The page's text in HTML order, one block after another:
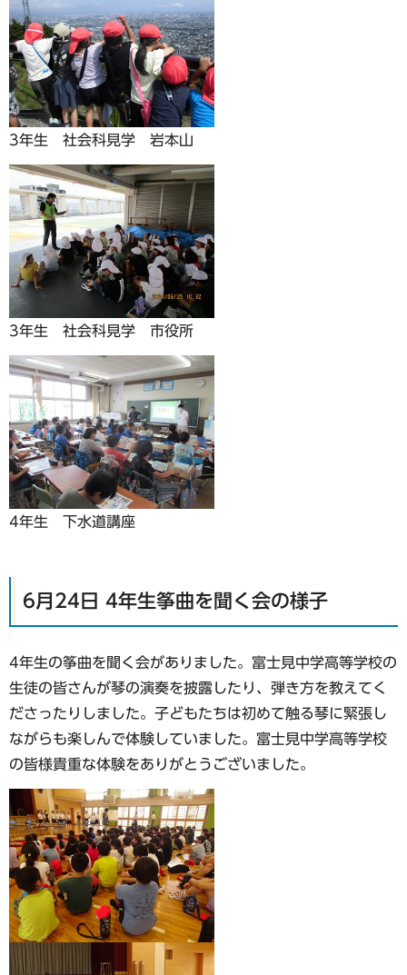
3年生 社会科見学 岩本山
3年生 社会科見学 市役所
4年生 下水道講座
6月24日 4年生筝曲を聞く会の様子
4年生の筝曲を聞く会がありました。富士見中学高等学校の
生徒の皆さんが琴の演奏を披露したり、弾き方を教えてく
ださったりしました。子どもたちは初めて触る琴に緊張し
ながらも楽しんで体験していました。富士見中学高等学校
の皆様貴重な体験をありがとうございました。